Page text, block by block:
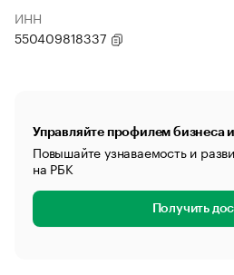
ИНН
550409818337
Управляйте профилем бизнеса
Повышайте узнаваемость и
на РБК
Получить